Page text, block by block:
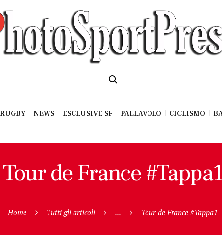
RUGBY NEWS ESCLUSIVE SF PALLAVOLO CICLISMO
Tour de France #Tappa1
Home Tutti gli articoli ... Tour de France #Tappa1